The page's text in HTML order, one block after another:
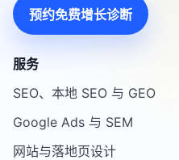
预约免费增长诊断
服务
SEO、本地 SEO 与 GEO
Google Ads 与 SEM
网站与落地页设计